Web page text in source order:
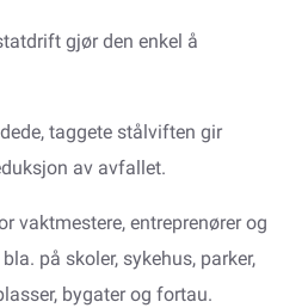
gjør den enkel å
taggete stålviften gir
av avfallet.
vaktmestere, entreprenører og
på skoler, sykehus, parker,
bygater og fortau.